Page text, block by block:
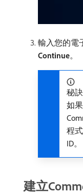
輸入您的電
Continue。
秘訣
如
程
ID。
建立